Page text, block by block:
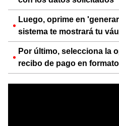
Luego, oprime en
sistema te mostrará tu
Por último, selecciona la
recibo de pago en